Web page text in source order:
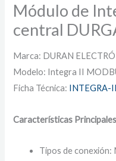
Módulo de
central
Marca: DURAN
Modelo: Integra II
Ficha Técnica: INTEGRA-
Características
Tipos de